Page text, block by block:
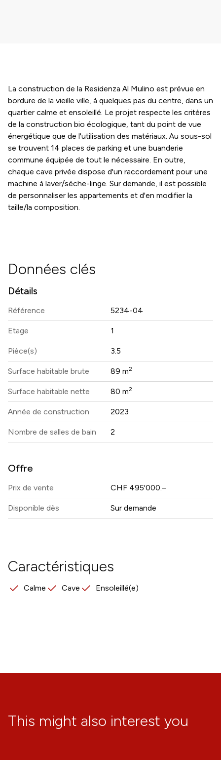
La construction de la Residenza Al Mulino est prévue en
bordure de la vieille ville, à quelques pas du centre, dans un
quartier calme et ensoleillé. Le projet respecte les critères
de la construction bio écologique, tant du point de vue
énergétique que de l'utilisation des matériaux. Au sous-sol
se trouvent 14 places de parking et une buanderie
commune équipée de tout le nécessaire. En outre,
chaque cave privée dispose d'un raccordement pour une
machine à laver/sèche-linge. Sur demande, il est possible
de personnaliser les appartements et d'en modifier la
taille/la composition.
Données clés
Détails
Référence 5234-04
Etage 1
Pièce(s) 3.5
Surface habitable brute 89 m2
Surface habitable nette 80 m2
Année de construction 2023
Nombre de salles de bain 2
Offre
Prix ​​de vente CHF 495'000.–
Disponible dès Sur demande
Caractéristiques
Calme Cave Ensoleillé(e)
This might also interest you